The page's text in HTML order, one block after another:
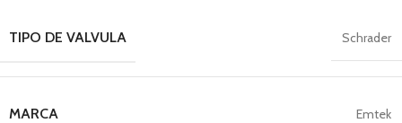
TIPO DE VALVULA Schrader
MARCA Emtek